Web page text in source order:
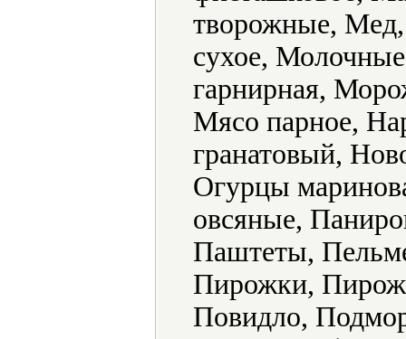
творожные,
сухое,
гарнирная,
Мясо парное,
гранатовый,
Огурцы
овсяные,
Паштеты,
Пирожки,
Повидло,